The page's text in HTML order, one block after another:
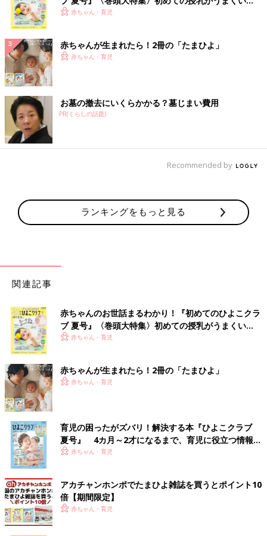
く！ おっぱい・ミルクの基本と夏のトラブル 解決テ
赤ちゃん・育児
赤ちゃんが生まれたら！2冊の「たまひよ」
赤ちゃん・育児
お墓の撤去にいくらかかる？墓じまい費用
PR(くらしの話題)
Recommended by
ランキングをもっと見る
関連記事
赤ちゃんのお世話まるわかり！『初めてのひよこクラ
ブ 夏号』〈巻頭大特集〉初めての授乳がうまくい
く！ おっぱい・ミルクの基本と夏のトラブル 解決テ
赤ちゃん・育児
赤ちゃんが生まれたら！2冊の「たまひよ」
赤ちゃん・育児
育児の困ったがズバリ！解決する本『ひよこクラブ
夏号』 4カ月～2才になるまで、育児に役立つ情報が
いっぱい！
赤ちゃん・育児
アカチャンホンポでたまひよ雑誌を買うとポイント10
倍【期間限定】
赤ちゃん・育児